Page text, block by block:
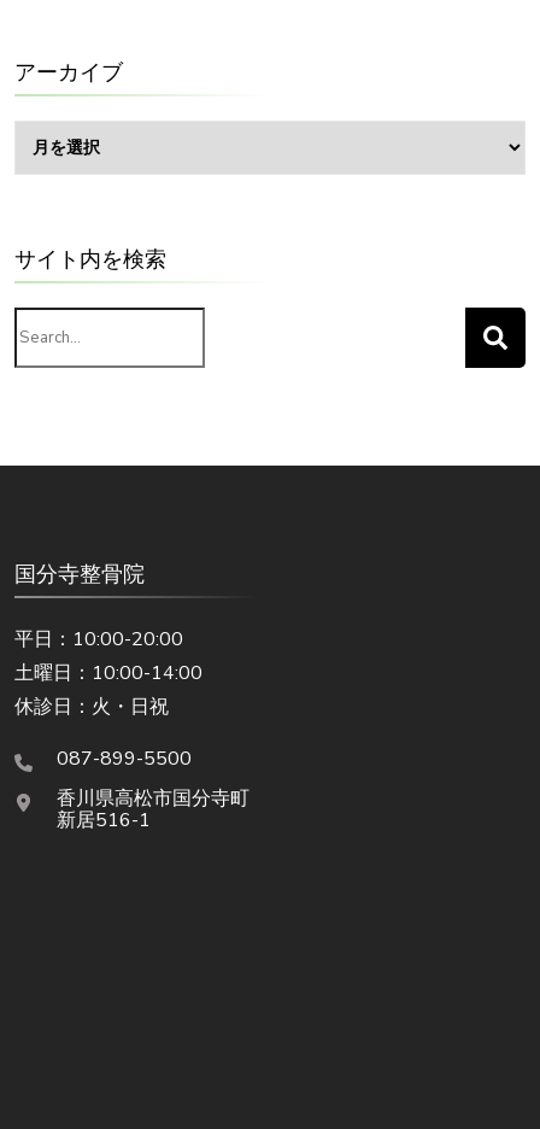
ー
アーカイブ
ー
カ
サイト内を検索
Search
for:
国分寺整骨院
平日：10:00-20:00
土曜日：10:00-14:00
休診日：火・日祝
087-899-5500
香川県高松市国分寺町
新居516-1